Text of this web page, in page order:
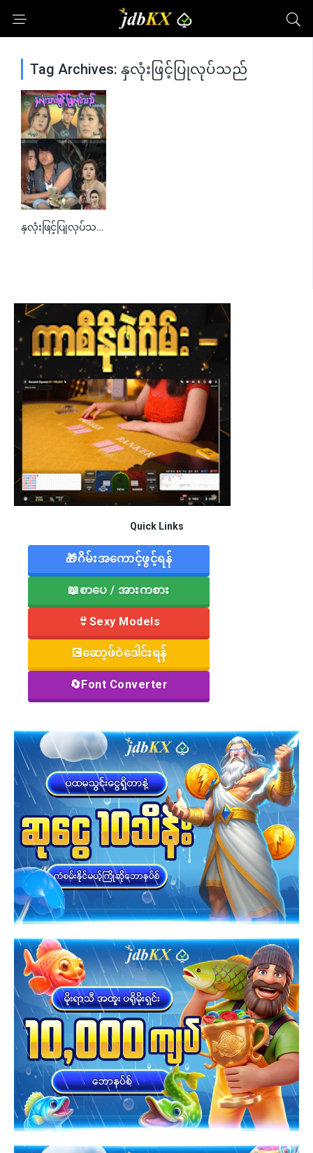
Tag Archives: နှလုံးဖြင့်ပြုလုပ်သည်
0
နှလုံးဖြင့်ပြုလုပ်သည်
Quick Links
🎁ဂိမ်းအကောင့်ဖွင့်ရန်
📖စာပေ / အားကစား
👙Sexy Models
💽ဆော့ဖ်ဝဲဒေါင်းရန်
🔄Font Converter